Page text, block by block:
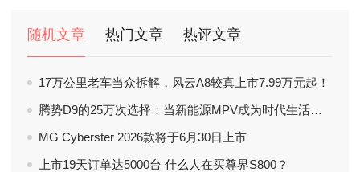
随机文章 热门文章 热评文章
17万公里老车当众拆解，风云A8较真上市7.99万元起！
腾势D9的25万次选择：当新能源MPV成为时代生活的多面体
MG Cyberster 2026款将于6月30日上市
上市19天订单达5000台 什么人在买尊界S800？